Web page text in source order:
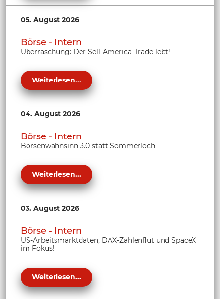
05. August 2026
Börse - Intern
Überraschung: Der Sell-America-Trade lebt!
Weiterlesen...
04. August 2026
Börse - Intern
Börsenwahnsinn 3.0 statt Sommerloch
Weiterlesen...
03. August 2026
Börse - Intern
US-Arbeitsmarktdaten, DAX-Zahlenflut und SpaceX
im Fokus!
Weiterlesen...